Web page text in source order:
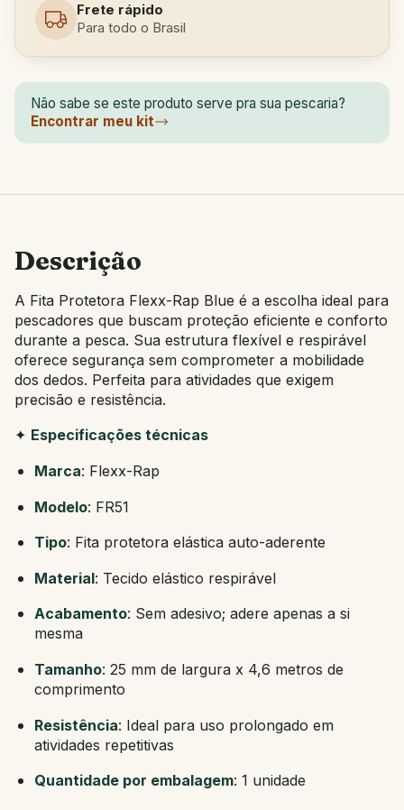
Frete rápido
Para todo o Brasil
Não sabe se este produto serve pra sua pescaria?
Encontrar meu kit
Descrição
A Fita Protetora Flexx-Rap Blue é a escolha ideal para
pescadores que buscam proteção eficiente e conforto
durante a pesca. Sua estrutura flexível e respirável
oferece segurança sem comprometer a mobilidade
dos dedos. Perfeita para atividades que exigem
precisão e resistência.
✦ Especificações técnicas
Marca: Flexx-Rap
Modelo: FR51
Tipo: Fita protetora elástica auto-aderente
Material: Tecido elástico respirável
Acabamento: Sem adesivo; adere apenas a si
mesma
Tamanho: 25 mm de largura x 4,6 metros de
comprimento
Resistência: Ideal para uso prolongado em
atividades repetitivas
Quantidade por embalagem: 1 unidade